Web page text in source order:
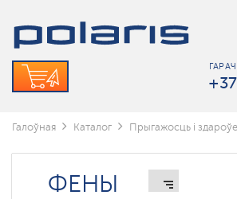
Галоўная Каталог Прыгажосць і здароўе
ФЕНЫ
Фены
Фены-
расчоскі
Фены